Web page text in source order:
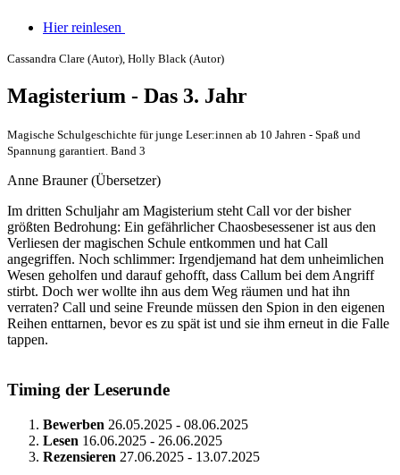
Hier reinlesen
Cassandra Clare (Autor), Holly Black (Autor)
Magisterium - Das 3. Jahr
Magische Schulgeschichte für junge Leser:innen ab 10 Jahren - Spaß und
Spannung garantiert. Band 3
Anne Brauner (Übersetzer)
Im dritten Schuljahr am Magisterium steht Call vor der bisher
größten Bedrohung: Ein gefährlicher Chaosbesessener ist aus den
Verliesen der magischen Schule entkommen und hat Call
angegriffen. Noch schlimmer: Irgendjemand hat dem unheimlichen
Wesen geholfen und darauf gehofft, dass Callum bei dem Angriff
stirbt. Doch wer wollte ihn aus dem Weg räumen und hat ihn
verraten? Call und seine Freunde müssen den Spion in den eigenen
Reihen enttarnen, bevor es zu spät ist und sie ihm erneut in die Falle
tappen.
Timing der Leserunde
Bewerben 26.05.2025 - 08.06.2025
Lesen 16.06.2025 - 26.06.2025
Rezensieren 27.06.2025 - 13.07.2025